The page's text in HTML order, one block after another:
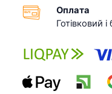
Оплата
Готівковий